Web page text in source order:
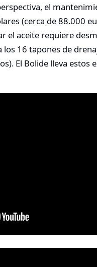
el
(cerca de 88.000
el aceite requiere
16 tapones de
. El Bolide lleva estos